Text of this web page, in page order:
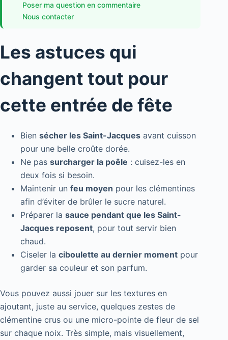
Poser ma question en commentaire
Nous contacter
Les astuces qui
changent tout pour
cette entrée de fête
Bien sécher les Saint-Jacques avant cuisson
pour une belle croûte dorée.
Ne pas surcharger la poêle : cuisez-les en
deux fois si besoin.
Maintenir un feu moyen pour les clémentines
afin d’éviter de brûler le sucre naturel.
Préparer la sauce pendant que les Saint-
Jacques reposent, pour tout servir bien
chaud.
Ciseler la ciboulette au dernier moment pour
garder sa couleur et son parfum.
Vous pouvez aussi jouer sur les textures en
ajoutant, juste au service, quelques zestes de
clémentine crus ou une micro-pointe de fleur de sel
sur chaque noix. Très simple, mais visuellement,